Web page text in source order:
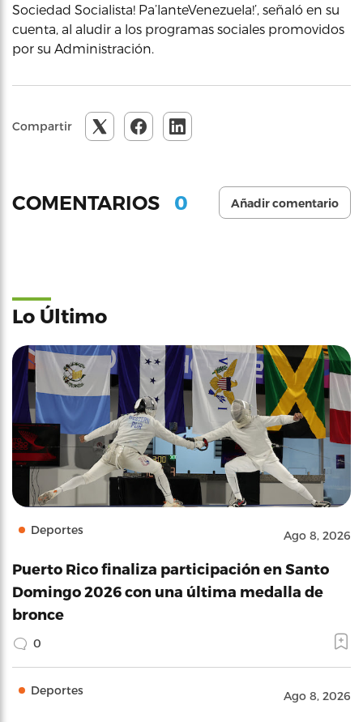
Sociedad Socialista! Pa’lanteVenezuela!’, señaló en su
cuenta, al aludir a los programas sociales promovidos
por su Administración.
Compartir
COMENTARIOS 0 Añadir comentario
Lo Último
Deportes Ago 8, 2026
Puerto Rico finaliza participación en Santo
Domingo 2026 con una última medalla de
bronce
0
Deportes Ago 8, 2026